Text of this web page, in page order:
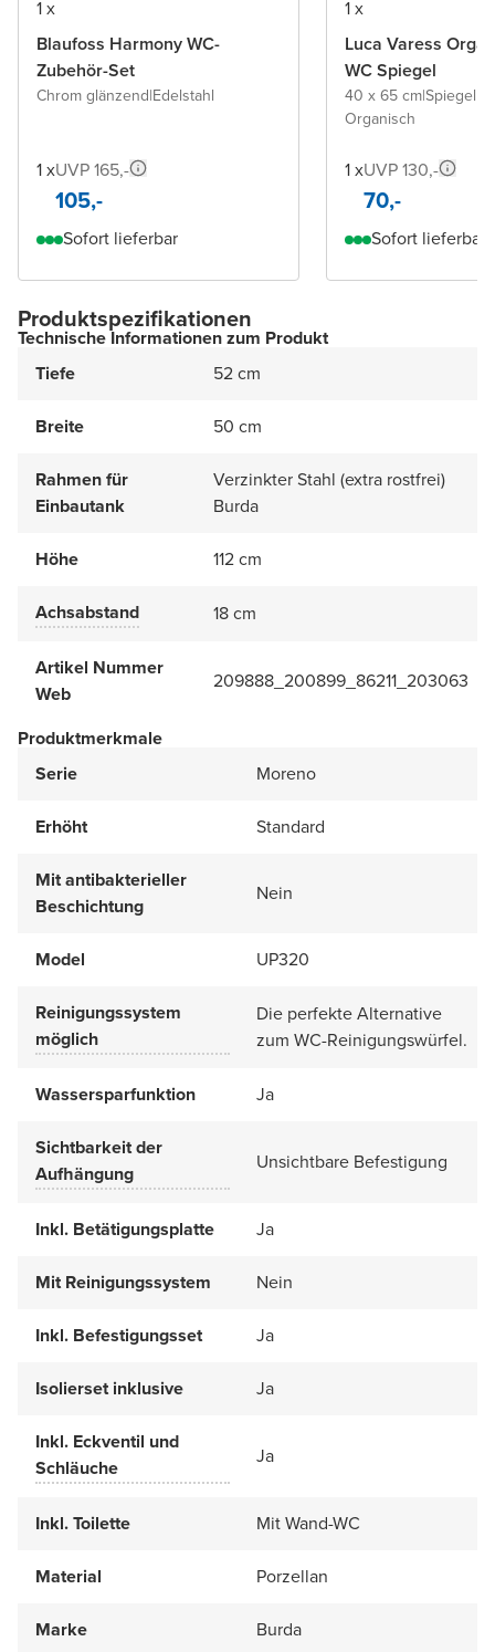
1 x
Blaufoss Harmony WC-
Zubehör-Set
Chrom glänzend|Edelstahl
1 xUVP 165,-
105,-
Sofort lieferbar
1 x
Luca Varess
WC Spiegel
40 x 65 cm|Spiegel
Organisch
1 xUVP 130,-
70,-
Sofort lieferbar
Produktspezifikationen
Technische Informationen zum Produkt
Tiefe
52 cm
Breite 50 cm
Rahmen für
Einbautank
Verzinkter Stahl (extra rostfrei)
Burda
Höhe 112 cm
Achsabstand 18 cm
Artikel Nummer
Web
209888_200899_86211_203063
Produktmerkmale
Serie
Moreno
Erhöht Standard
Mit antibakterieller
Beschichtung
Nein
Model UP320
Reinigungssystem
möglich
Die perfekte Alternative
zum WC-Reinigungswürfel.
Wassersparfunktion Ja
Sichtbarkeit der
Aufhängung
Unsichtbare Befestigung
Inkl. Betätigungsplatte Ja
Mit Reinigungssystem Nein
Inkl. Befestigungsset Ja
Isolierset inklusive Ja
Inkl. Eckventil und
Schläuche
Ja
Inkl. Toilette Mit Wand-WC
Material Porzellan
Marke Burda